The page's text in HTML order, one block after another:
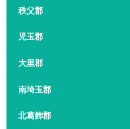
秩父郡
児玉郡
大里郡
南埼玉郡
北葛飾郡